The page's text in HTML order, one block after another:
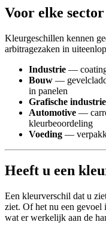
Voor elke
Kleurgeschillen kennen
arbitragezaken in
Industrie —
Bouw —
in panelen
Grafische industrie
Automotive —
kleurbeoordeling
Voeding —
Heeft u een
Een kleurverschil dat u
ziet. Of het nu een
wat er werkelijk aan de